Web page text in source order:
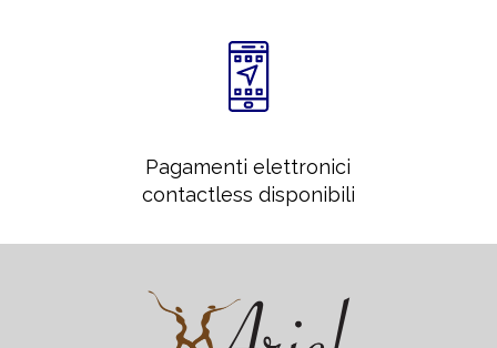
Pagamenti elettronici
contactless disponibili